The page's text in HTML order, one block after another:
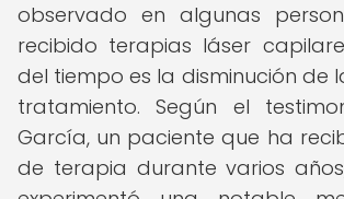
observado en algunas
recibido terapias láser
del tiempo es la disminución de
tratamiento. Según el
García, un paciente que ha
de terapia durante varios